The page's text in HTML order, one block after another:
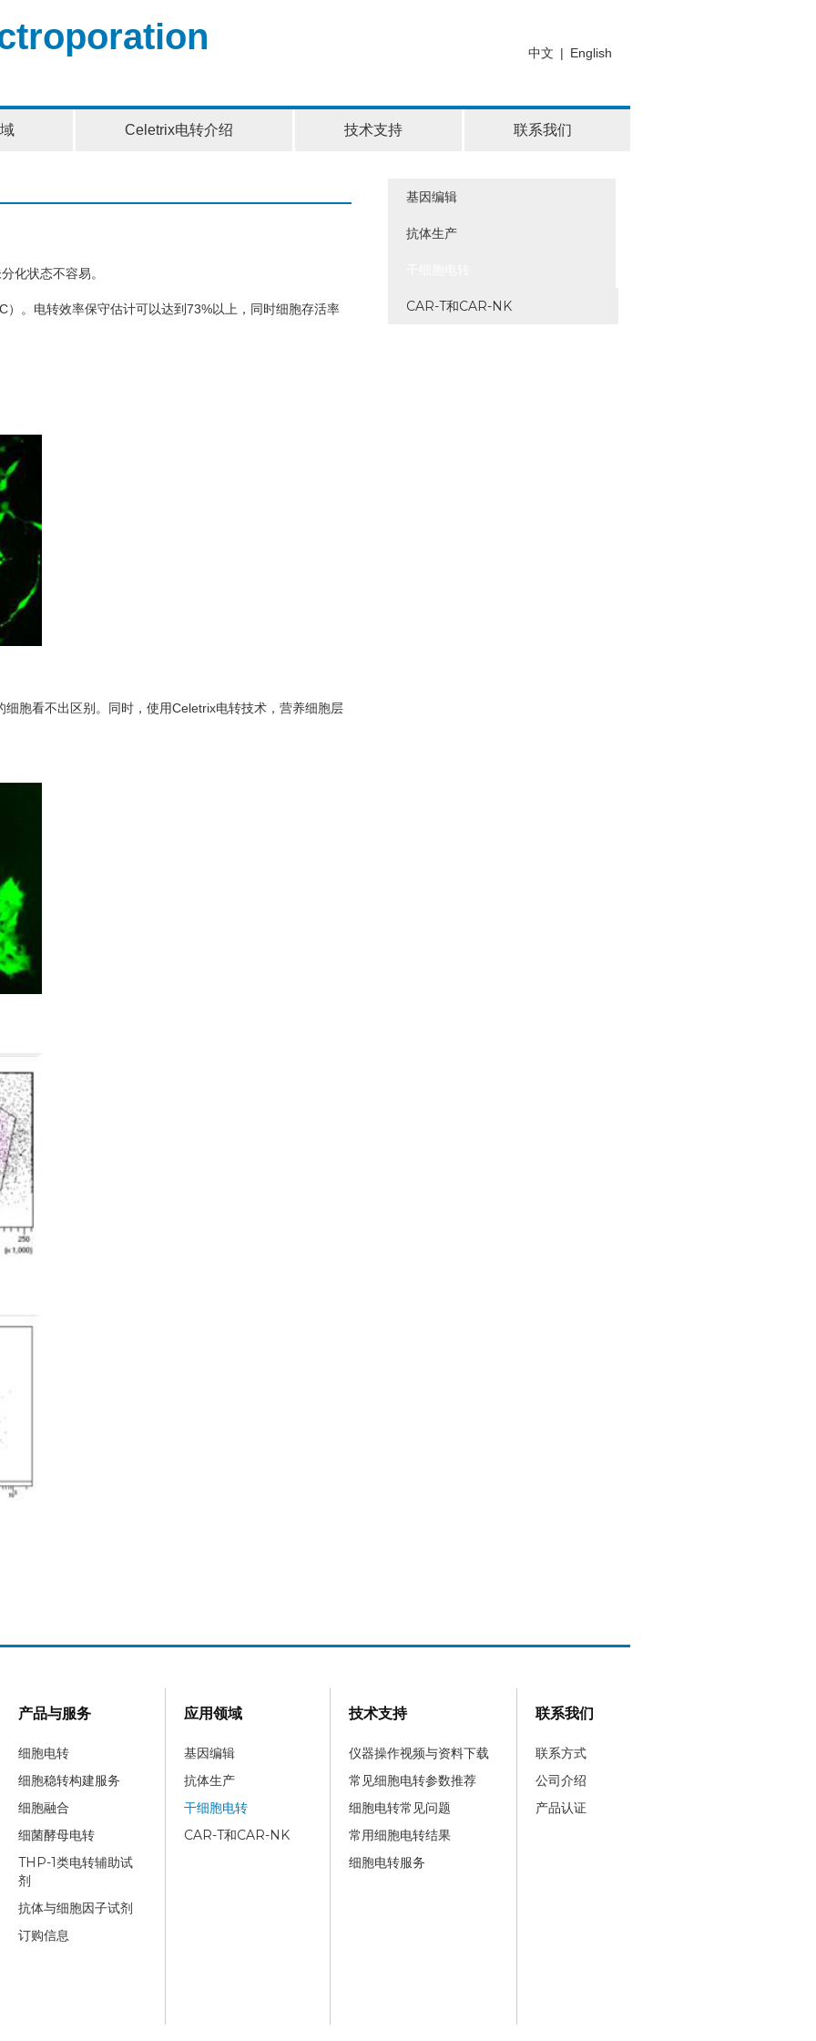
中文 | English
Celetrix电转介绍 技术支持 联系我们
分化状态不容易。
。电转效率保守估计可以达到73%以上，同时细胞存活率
胞看不出区别。同时，使用Celetrix电转技术，营养细胞层
基因编辑
抗体生产
CAR-T和CAR-NK
产品与服务
细胞电转
细胞稳转构建服务
细胞融合
细菌酵母电转
THP-1类电转辅助试
剂
抗体与细胞因子试剂
订购信息
应用领域
基因编辑
抗体生产
干细胞电转
CAR-T和CAR-NK
技术支持
仪器操作视频与资料下载
常见细胞电转参数推荐
细胞电转常见问题
常用细胞电转结果
细胞电转服务
联系我们
联系方式
公司介绍
产品认证